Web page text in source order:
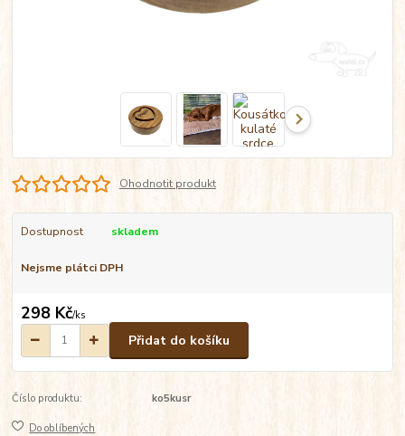
Ohodnotit produkt
Dostupnost skladem
Nejsme plátci DPH
298 Kč/ks
Přidat do košíku
Číslo produktu: ko5kusr
Do oblíbených